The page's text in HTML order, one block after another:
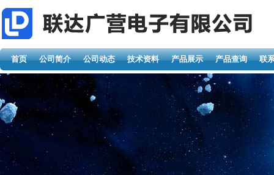
首页 公司简介 公司动态 技术资料 产品展示 产品查询 联